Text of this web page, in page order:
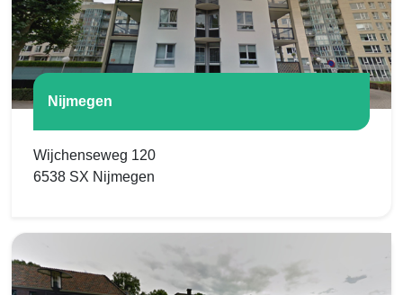
Nijmegen
Wijchenseweg 120
6538 SX Nijmegen